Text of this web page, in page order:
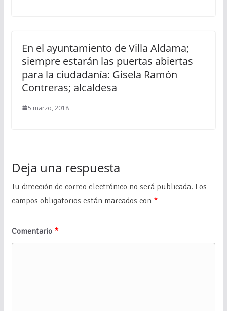
En el ayuntamiento de Villa Aldama;
siempre estarán las puertas abiertas
para la ciudadanía: Gisela Ramón
Contreras; alcaldesa
5 marzo, 2018
Deja una respuesta
Tu dirección de correo electrónico no será publicada. Los
campos obligatorios están marcados con *
Comentario *